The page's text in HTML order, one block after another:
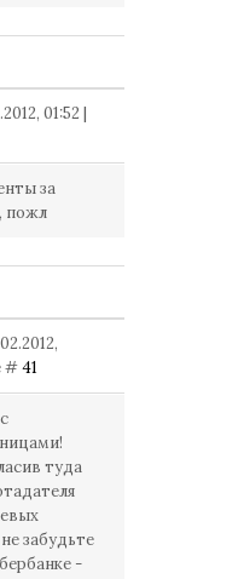
01:52 |
за
пожл
#41
туда
забудьте
-